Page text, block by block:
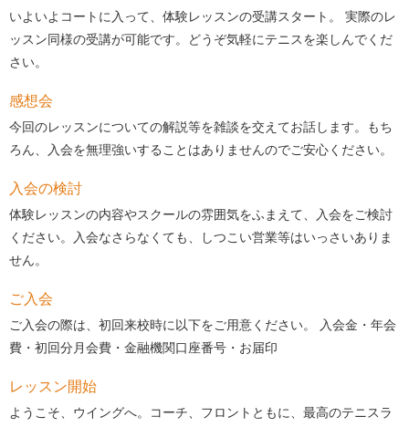
いよいよコートに入って、体験レッスンの受講スタート。 実際のレ
ッスン同様の受講が可能です。どうぞ気軽にテニスを楽しんでくだ
さい。
感想会
今回のレッスンについての解説等を雑談を交えてお話します。もち
ろん、入会を無理強いすることはありませんのでご安心ください。
入会の検討
体験レッスンの内容やスクールの雰囲気をふまえて、入会をご検討
ください。入会なさらなくても、しつこい営業等はいっさいありま
せん。
ご入会
ご入会の際は、初回来校時に以下をご用意ください。 入会金・年会
費・初回分月会費・金融機関口座番号・お届印
レッスン開始
ようこそ、ウイングへ。コーチ、フロントともに、最高のテニスラ